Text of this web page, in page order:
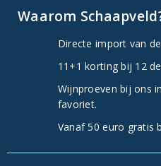
Waarom
Directe import van
11+1 korting bij 12
Wijnproeven bij ons
favoriet.
Vanaf 50 euro gratis